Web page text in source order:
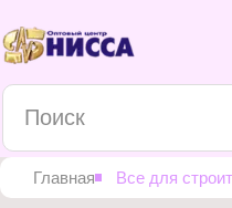
Главная Все для